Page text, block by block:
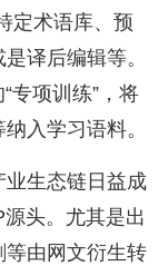
定术语库、预
译后编辑等。
专项训练”，将
入学习语料。
业生态链日益成
头。尤其是出
等由网文衍生转